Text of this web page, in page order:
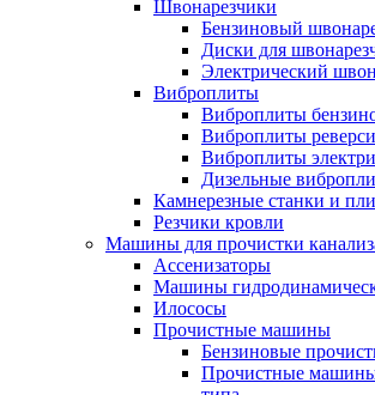
Швонарезчики
Бензиновый
Диски для
Электрический
Виброплиты
Виброплиты
Виброплиты
Виброплиты
Дизельные
Камнерезные станки и
Резчики кровли
Машины для прочистки
Ассенизаторы
Машины
Илососы
Прочистные машины
Бензиновые
Прочистные